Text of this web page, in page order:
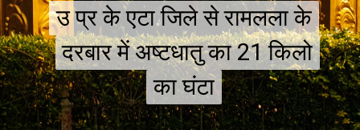
उ प्र के एटा जिले से रामलला के
दरबार में अष्टधातु का 21 किलो
का घंटा
उ प्र के एटा जिले से रामलला के
दरबार में अष्टधातु का 21 किलो
का घंटा